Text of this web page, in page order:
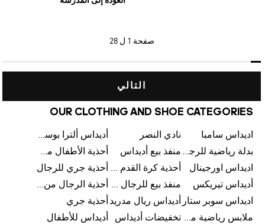
صفحة 1 ل 28
التالي
OUR CLOTHING AND SHOE CATEGORIES
اديداس سامبا نادي النصر
أديداس ألترا بوست
بدلة رياضية للرجال من أديداس منفذ بيع أديداس
أحذية الأطفال من أديداس
اديداس اورجينال
أحذية كرة القدم للرجال من أديداس
أحذية جري للرجال
أديداس تيريكس
منفذ بيع للرجال من أديداس
أحذية الرجال من أديداس
اديداس سوبر ستار
أديداس ريال مدريد أحذية جري
ملابس رياضية من أديداس تخفيضات أديداس
أديداس للأطفال